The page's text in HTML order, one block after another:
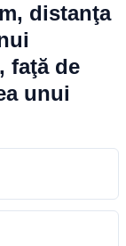
distanţa
faţă de
unui